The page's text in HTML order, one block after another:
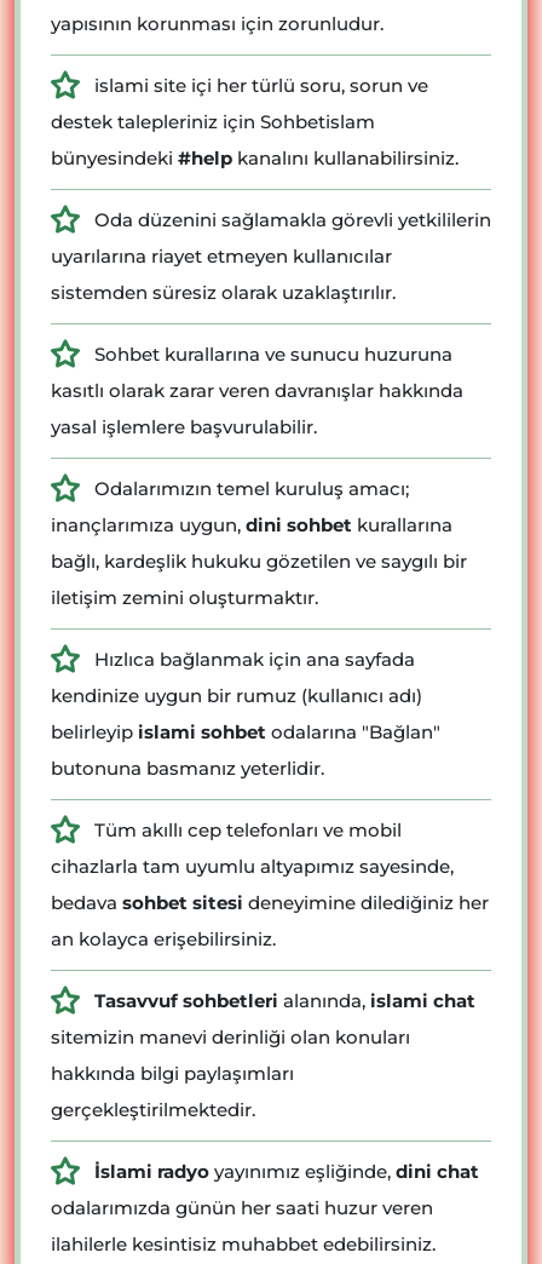
yapısının korunması için zorunludur.
islami site içi her türlü soru, sorun ve
destek talepleriniz için Sohbetislam
bünyesindeki #help kanalını kullanabilirsiniz.
Oda düzenini sağlamakla görevli yetkililerin
uyarılarına riayet etmeyen kullanıcılar
sistemden süresiz olarak uzaklaştırılır.
Sohbet kurallarına ve sunucu huzuruna
kasıtlı olarak zarar veren davranışlar hakkında
yasal işlemlere başvurulabilir.
Odalarımızın temel kuruluş amacı;
inançlarımıza uygun, dini sohbet kurallarına
bağlı, kardeşlik hukuku gözetilen ve saygılı bir
iletişim zemini oluşturmaktır.
Hızlıca bağlanmak için ana sayfada
kendinize uygun bir rumuz (kullanıcı adı)
belirleyip islami sohbet odalarına "Bağlan"
butonuna basmanız yeterlidir.
Tüm akıllı cep telefonları ve mobil
cihazlarla tam uyumlu altyapımız sayesinde,
bedava sohbet sitesi deneyimine dilediğiniz her
an kolayca erişebilirsiniz.
Tasavvuf sohbetleri alanında, islami chat
sitemizin manevi derinliği olan konuları
hakkında bilgi paylaşımları
gerçekleştirilmektedir.
İslami radyo yayınımız eşliğinde, dini chat
odalarımızda günün her saati huzur veren
ilahilerle kesintisiz muhabbet edebilirsiniz.